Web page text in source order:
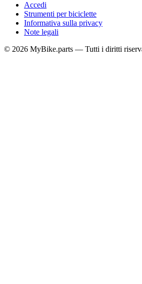
Accedi
Strumenti per biciclette
Informativa sulla privacy
Note legali
© 2026 MyBike.parts — Tutti i diritti